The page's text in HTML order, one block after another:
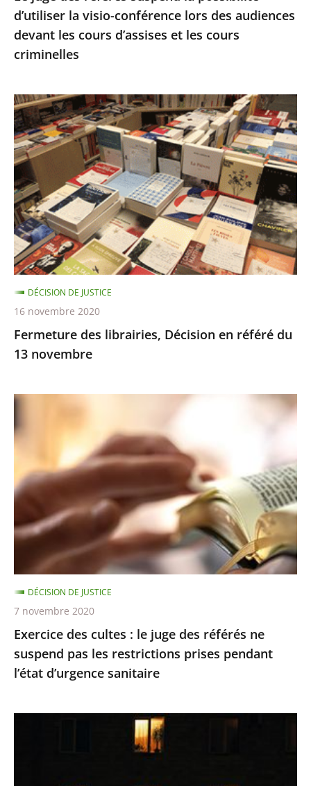
audiences
devant
les
d’assises
et
les
cours
criminelles
d’utiliser la visio-conférence lors des audiences
devant les cours d’assises et les cours
criminelles
Fermeture
des
librairies,
Décision
en
référé
du
13
novembre
Fermeture des librairies, Décision en référé du
13 novembre
DÉCISION DE JUSTICE
16 novembre 2020
Exercice
cultes
le
juge
des
référés
suspend
pas
les
restrictions
prises
pendant
d’urgence
Exercice des cultes : le juge des référés ne
suspend pas les restrictions prises pendant
l’état d’urgence sanitaire
DÉCISION DE JUSTICE
7 novembre 2020